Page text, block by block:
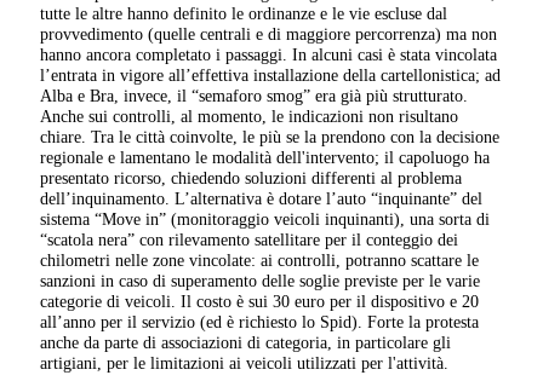
tutte le altre hanno definito le ordinanze e le vie escluse dal
provvedimento (quelle centrali e di maggiore percorrenza) ma non
hanno ancora completato i passaggi. In alcuni casi è stata vincolata
l’entrata in vigore all’effettiva installazione della cartellonistica; ad
Alba e Bra, invece, il “semaforo smog” era già più strutturato.
Anche sui controlli, al momento, le indicazioni non risultano
chiare. Tra le città coinvolte, le più se la prendono con la decisione
regionale e lamentano le modalità dell'intervento; il capoluogo ha
presentato ricorso, chiedendo soluzioni differenti al problema
dell’inquinamento. L’alternativa è dotare l’auto “inquinante” del
sistema “Move in” (monitoraggio veicoli inquinanti), una sorta di
“scatola nera” con rilevamento satellitare per il conteggio dei
chilometri nelle zone vincolate: ai controlli, potranno scattare le
sanzioni in caso di superamento delle soglie previste per le varie
categorie di veicoli. Il costo è sui 30 euro per il dispositivo e 20
all’anno per il servizio (ed è richiesto lo Spid). Forte la protesta
anche da parte di associazioni di categoria, in particolare gli
artigiani, per le limitazioni ai veicoli utilizzati per l'attività.